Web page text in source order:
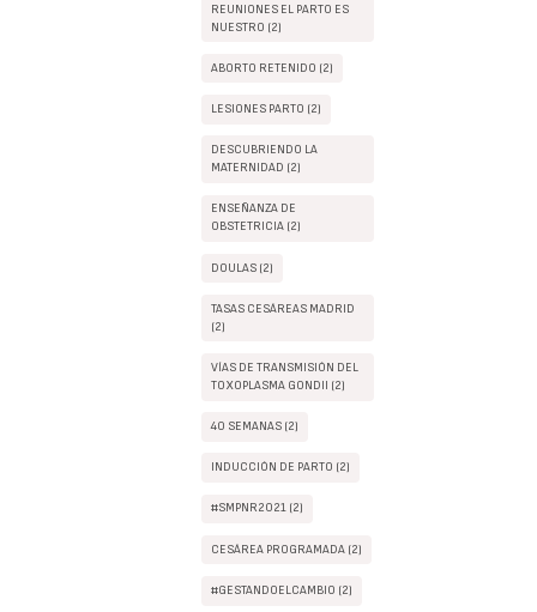
REUNIONES EL PARTO ES
NUESTRO (2)
ABORTO RETENIDO (2)
LESIONES PARTO (2)
DESCUBRIENDO LA
MATERNIDAD (2)
ENSEÑANZA DE
OBSTETRICIA (2)
DOULAS (2)
TASAS CESÁREAS MADRID
(2)
VÍAS DE TRANSMISIÓN DEL
TOXOPLASMA GONDII (2)
40 SEMANAS (2)
INDUCCIÓN DE PARTO (2)
#SMPNR2021 (2)
CESÁREA PROGRAMADA (2)
#GESTANDOELCAMBIO (2)